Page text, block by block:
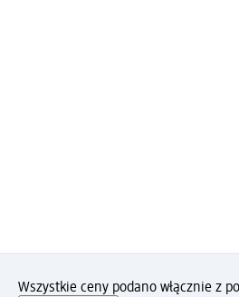
Wszystkie ceny podano włącznie z